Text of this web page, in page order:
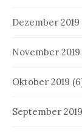
Dezember 2019
November 2019
Oktober 2019
September 2019